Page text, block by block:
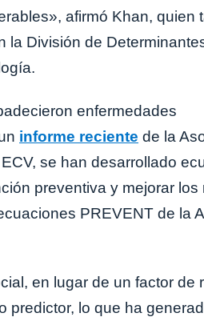
afirmó Khan, quien
División de
enfermedades
informe reciente de la
se han desarrollado
preventiva y mejorar los
PREVENT de la
en lugar de un factor de
predictor, lo que ha